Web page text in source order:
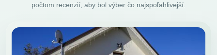
počtom recenzií, aby bol výber čo najspoľahlivejší.